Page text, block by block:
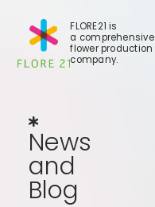
FLORE21 is
a comprehensive
flower production
company.
News
News
and
and
Blog
Blog